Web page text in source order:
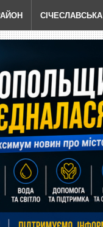
СІЧЕСЛАВСЬКА